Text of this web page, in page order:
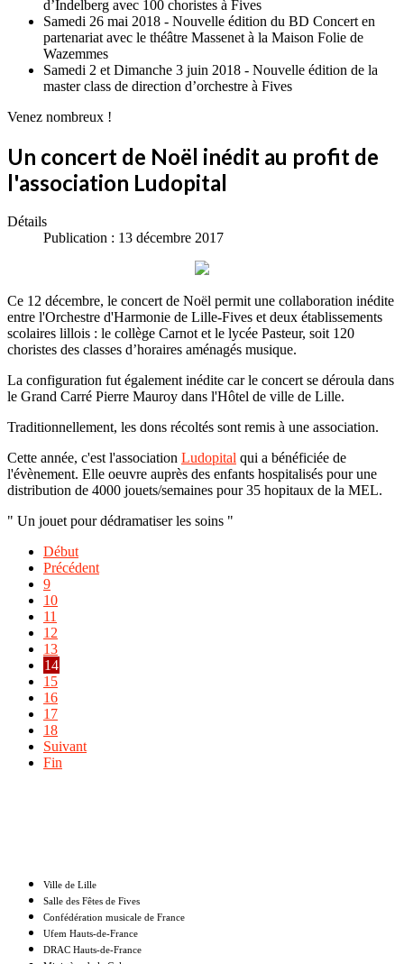
d’Indelberg avec 100 choristes à Fives
Samedi 26 mai 2018 - Nouvelle édition du BD Concert en
partenariat avec le théâtre Massenet à la Maison Folie de
Wazemmes
Samedi 2 et Dimanche 3 juin 2018 - Nouvelle édition de la
master class de direction d’orchestre à Fives
Venez nombreux !
Un concert de Noël inédit au profit de
l'association Ludopital
Détails
Publication : 13 décembre 2017
Ce 12 décembre, le concert de Noël permit une collaboration inédite
entre l'Orchestre d'Harmonie de Lille-Fives et deux établissements
scolaires lillois : le collège Carnot et le lycée Pasteur, soit 120
choristes des classes d’horaires aménagés musique.
La configuration fut également inédite car le concert se déroula dans
le Grand Carré Pierre Mauroy dans l'Hôtel de ville de Lille.
Traditionnellement, les dons récoltés sont remis à une association.
Cette année, c'est l'association Ludopital qui a bénéficiée de
l'évènement. Elle oeuvre auprès des enfants hospitalisés pour une
distribution de 4000 jouets/semaines pour 35 hopitaux de la MEL.
" Un jouet pour dédramatiser les soins "
Début
Précédent
9
10
11
12
13
14
15
16
17
18
Suivant
Fin
Ville de Lille
Salle des Fêtes de Fives
Confédération musicale de France
Ufem Hauts-de-France
DRAC Hauts-de-France